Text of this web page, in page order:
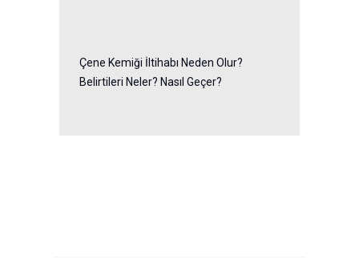
Çene Kemiği İltihabı Neden Olur?
Belirtileri Neler? Nasıl Geçer?